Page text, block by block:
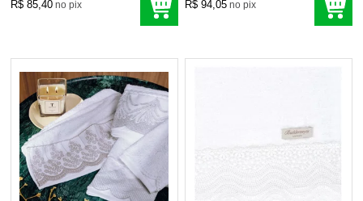
R$ 85,40 no pix R$ 94,05 no pix